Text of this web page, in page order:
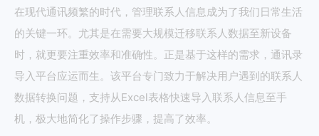
在现代通讯频繁的时代，管理联系人信息成为了我们日常生活
的关键一环。尤其是在需要大规模迁移联系人数据至新设备
时，就更要注重效率和准确性。正是基于这样的需求，通讯录
导入平台应运而生。该平台专门致力于解决用户遇到的联系人
数据转换问题，支持从Excel表格快速导入联系人信息至手
机，极大地简化了操作步骤，提高了效率。